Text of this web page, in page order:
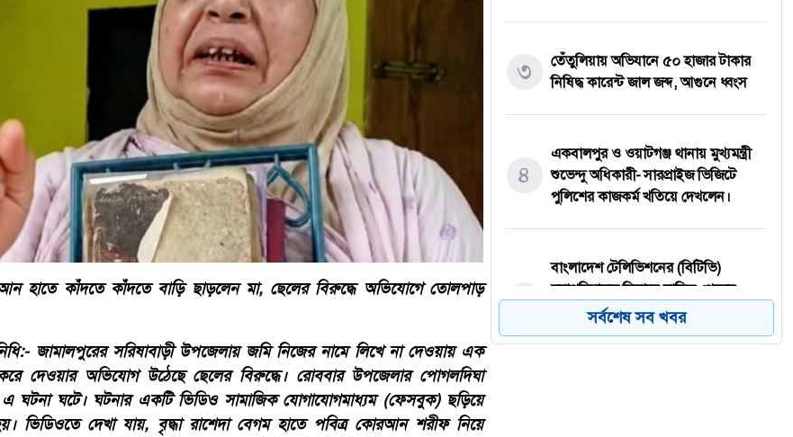
হাতে কাঁদতে কাঁদতে বাড়ি ছাড়লেন মা, ছেলের বিরুদ্ধে অভিযোগে তোলপাড়
জামালপুরের সরিষাবাড়ী উপজেলায় জমি নিজের নামে লিখে না দেওয়ায় এক
দেওয়ার অভিযোগ উঠেছে ছেলের বিরুদ্ধে। রোববার উপজেলার পোগলদিঘা
এ ঘটনা ঘটে। ঘটনার একটি ভিডিও সামাজিক যোগাযোগমাধ্যম (ফেসবুক) ছড়িয়ে
ভিডিওতে দেখা যায়, বৃদ্ধা রাশেদা বেগম হাতে পবিত্র কোরআন শরীফ নিয়ে
৩
তেঁতুলিয়ায় অভিযানে ৫০ হাজার টাকার
নিষিদ্ধ কারেন্ট জাল জব্দ, আগুনে ধ্বংস
৪
একবালপুর ও ওয়াটগঞ্জ থানায় মুখ্যমন্ত্রী
শুভেন্দু অধিকারী- সারপ্রাইজ ভিজিটে
পুলিশের কাজকর্ম খতিয়ে দেখলেন।
৫
বাংলাদেশ টেলিভিশনের (বিটিভি)
মহাপরিচালক হিসাবে দায়িত্ব পেলেন
সাংবাদিক ও মিডিয়া ব্যক্তিত্ব মিজ কাজী
জেসিন
সর্বশেষ সব খবর